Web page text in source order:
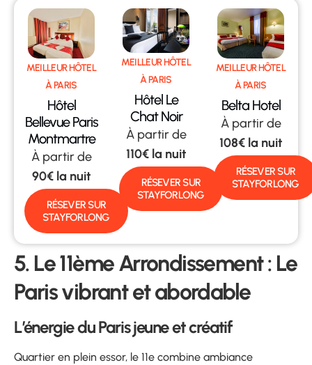
MEILLEUR HÔTEL
À PARIS
Hôtel
Bellevue Paris
Montmartre
À partir de
90€ la nuit
RÉSEVER SUR
STAYFORLONG
MEILLEUR HÔTEL
À PARIS
Hôtel Le
Chat Noir
À partir de
110€ la nuit
RÉSEVER SUR
STAYFORLONG
MEILLEUR HÔTEL
À PARIS
Belta Hotel
À partir de
108€ la nuit
RÉSEVER SUR
STAYFORLONG
5. Le 11ème Arrondissement : Le
Paris vibrant et abordable
L’énergie du Paris jeune et créatif
Quartier en plein essor, le 11e combine ambiance